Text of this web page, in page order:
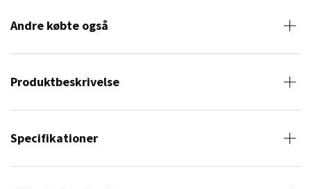
Andre købte også
Produktbeskrivelse
Specifikationer